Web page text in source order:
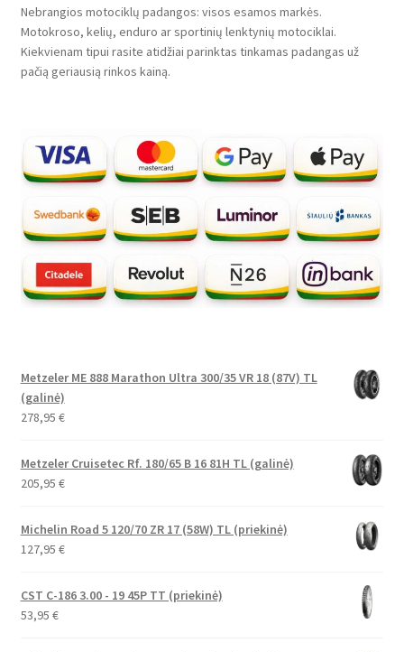
Nebrangios motociklų padangos: visos esamos markės.
Motokroso, kelių, enduro ar sportinių lenktynių motociklai.
Kiekvienam tipui rasite atidžiai parinktas tinkamas padangas už
pačią geriausią rinkos kainą.
Metzeler ME 888 Marathon Ultra 300/35 VR 18 (87V) TL
(galinė)
278,95 €
Metzeler Cruisetec Rf. 180/65 B 16 81H TL (galinė)
205,95 €
Michelin Road 5 120/70 ZR 17 (58W) TL (priekinė)
127,95 €
CST C-186 3.00 - 19 45P TT (priekinė)
53,95 €